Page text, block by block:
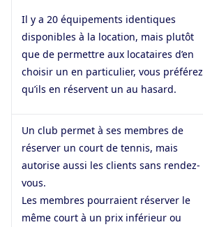
Il y a 20 équipements identiques
disponibles à la location, mais plutôt
que de permettre aux locataires d’en
choisir un en particulier, vous préférez
qu’ils en réservent un au hasard.
Un club permet à ses membres de
réserver un court de tennis, mais
autorise aussi les clients sans rendez-
vous.
Les membres pourraient réserver le
même court à un prix inférieur ou